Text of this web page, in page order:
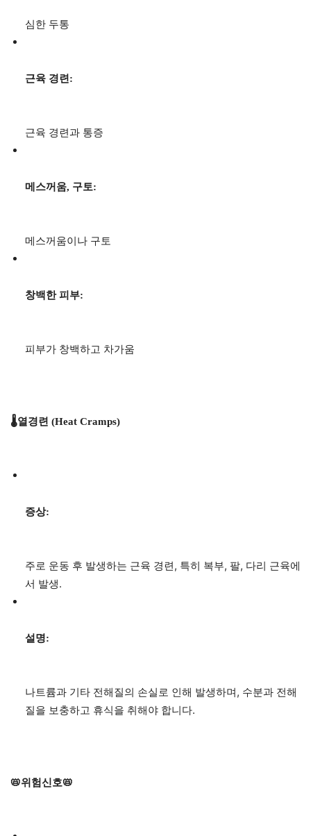
심한 두통
근육 경련:
근육 경련과 통증
메스꺼움, 구토:
메스꺼움이나 구토
창백한 피부:
피부가 창백하고 차가움
🌡️열경련 (Heat Cramps)
증상:
주로 운동 후 발생하는 근육 경련, 특히 복부, 팔, 다리 근육에
서 발생.
설명:
나트륨과 기타 전해질의 손실로 인해 발생하며, 수분과 전해
질을 보충하고 휴식을 취해야 합니다.
📛위험신호📛